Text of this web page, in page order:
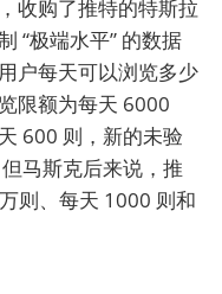
收购了推特的特斯拉
“极端水平” 的数据
户每天可以浏览多少
限额为每天 6000
600 则，新的未验
马斯克后来说，推
则、每天 1000 则和